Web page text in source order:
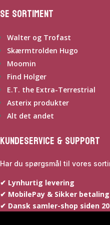
Se sortiment
Walter og Trofast
Skærmtrolden Hugo
Moomin
Find Holger
E.T. the Extra-Terrestrial
Asterix produkter
Alt det andet
Kundeservice & Support
Har du spørgsmål til vores
✔ Lynhurtig levering
✔ MobilePay & Sikker betaling
✔ Dansk samler-shop siden